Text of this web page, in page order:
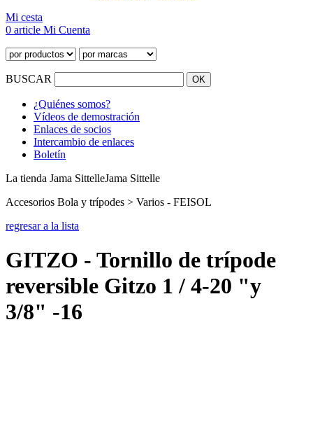
Mi cesta
0 article Mi Cuenta
BUSCAR
¿Quiénes somos?
Vídeos de demostración
Enlaces de socios
Intercambio de enlaces
Boletín
La tienda Jama SittelleJama Sittelle
Accesorios Bola y trípodes > Varios - FEISOL
regresar a la lista
GITZO - Tornillo de trípode
reversible Gitzo 1 / 4-20 "y
3/8" -16